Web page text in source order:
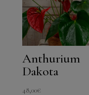
Anthurium
Dakota
48,00€